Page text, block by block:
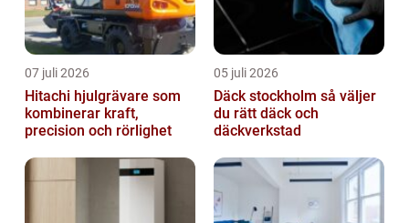
07 juli 2026
Hitachi hjulgrävare som
kombinerar kraft,
precision och rörlighet
05 juli 2026
Däck stockholm så väljer
du rätt däck och
däckverkstad